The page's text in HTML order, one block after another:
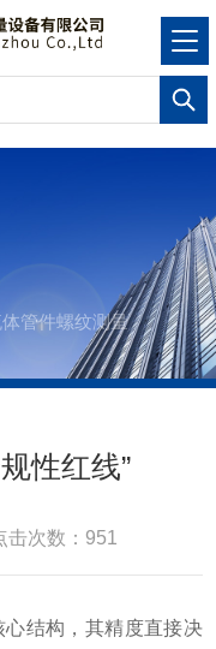
管件螺纹测量
性红线”
击次数：951
结构，其精度直接决